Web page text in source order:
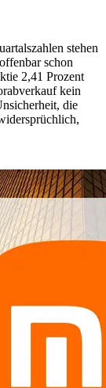
stehen
schon
2,41 Prozent
kein
die